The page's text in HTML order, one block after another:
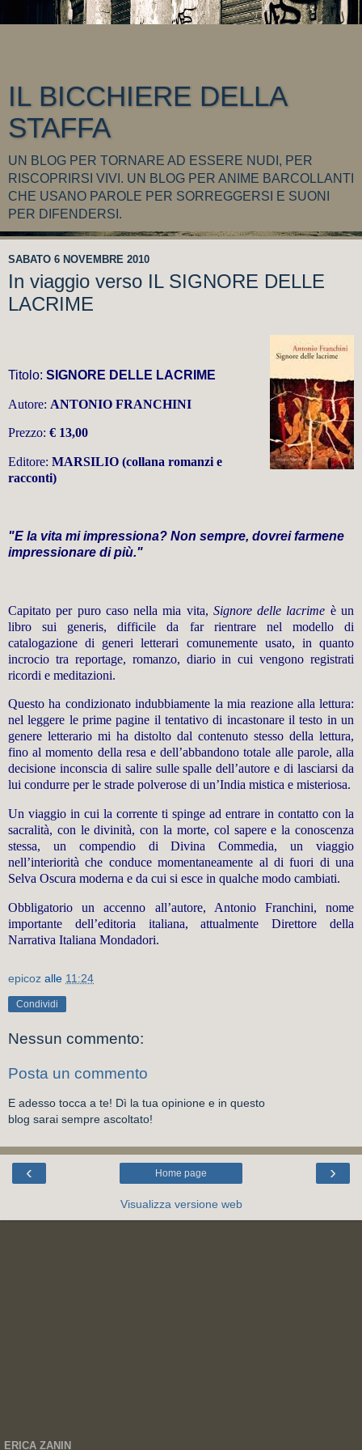
IL BICCHIERE DELLA
STAFFA
UN BLOG PER TORNARE AD ESSERE NUDI, PER
RISCOPRIRSI VIVI. UN BLOG PER ANIME BARCOLLANTI
CHE USANO PAROLE PER SORREGGERSI E SUONI
PER DIFENDERSI.
SABATO 6 NOVEMBRE 2010
In viaggio verso IL SIGNORE DELLE
LACRIME
Titolo: SIGNORE DELLE LACRIME
Autore: ANTONIO FRANCHINI
Prezzo: € 13,00
Editore: MARSILIO (collana romanzi e
racconti)
"E la vita mi impressiona? Non sempre, dovrei farmene
impressionare di più."
Capitato per puro caso nella mia vita, Signore delle lacrime è un
libro sui generis, difficile da far rientrare nel modello di
catalogazione di generi letterari comunemente usato, in quanto
incrocio tra reportage, romanzo, diario in cui vengono registrati
ricordi e meditazioni.
Questo ha condizionato indubbiamente la mia reazione alla lettura:
nel leggere le prime pagine il tentativo di incastonare il testo in un
genere letterario mi ha distolto dal contenuto stesso della lettura,
fino al momento della resa e dell’abbandono totale alle parole, alla
decisione inconscia di salire sulle spalle dell’autore e di lasciarsi da
lui condurre per le strade polverose di un’India mistica e misteriosa.
Un viaggio in cui la corrente ti spinge ad entrare in contatto con la
sacralità, con le divinità, con la morte, col sapere e la conoscenza
stessa, un compendio di Divina Commedia, un viaggio
nell’interiorità che conduce momentaneamente al di fuori di una
Selva Oscura moderna e da cui si esce in qualche modo cambiati.
Obbligatorio un accenno all’autore, Antonio Franchini, nome
importante dell’editoria italiana, attualmente Direttore della
Narrativa Italiana Mondadori.
epicoz alle 11:24
Condividi
Nessun commento:
Posta un commento
E adesso tocca a te! Dì la tua opinione e in questo
blog sarai sempre ascoltato!
‹ ›
Home page
Visualizza versione web
ERICA ZANIN